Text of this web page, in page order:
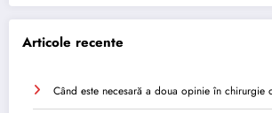
Articole recente
Când este necesară a doua opinie în chirurgie